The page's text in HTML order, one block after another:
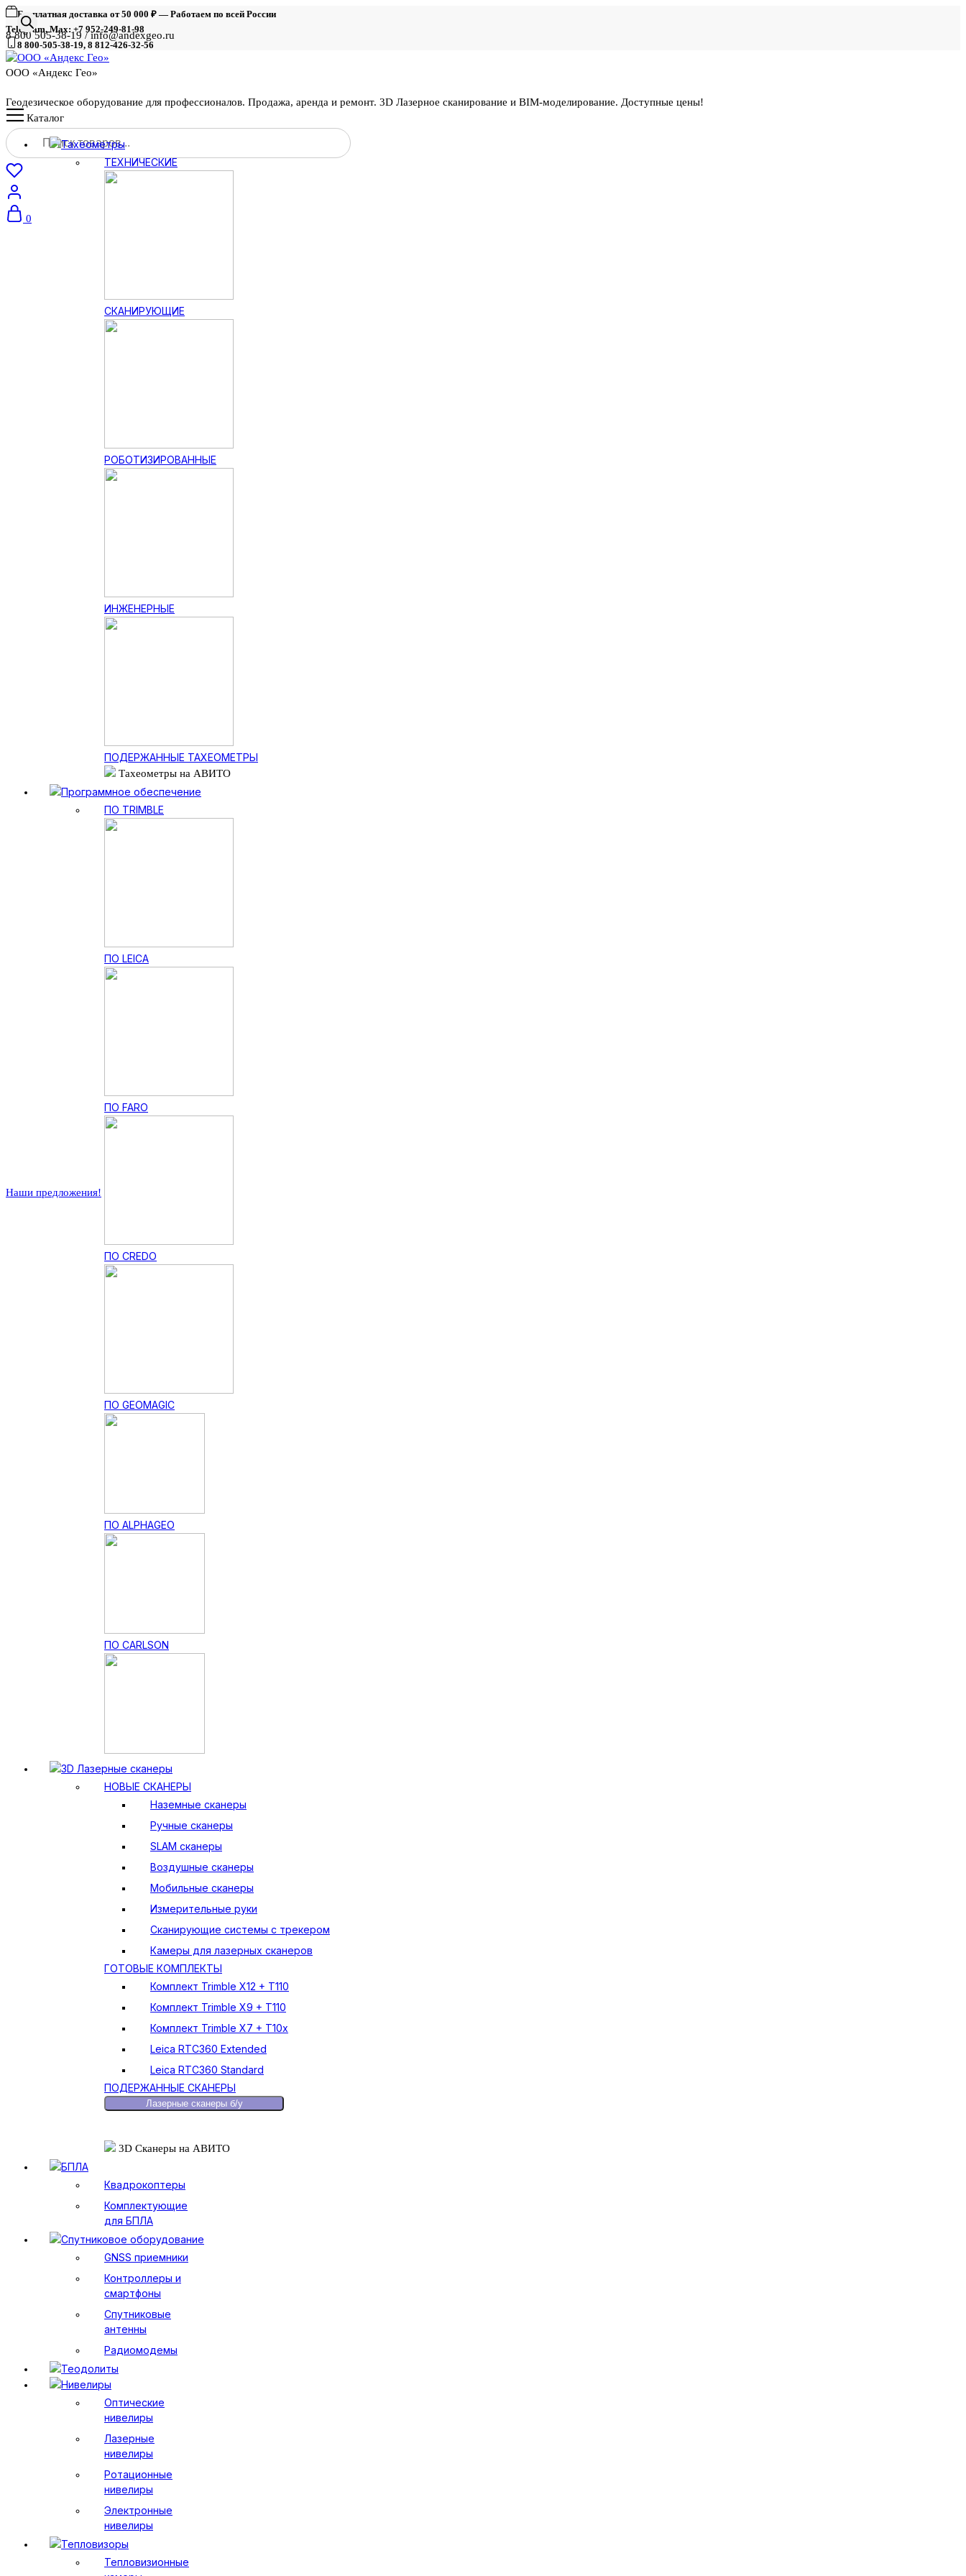
Бесплатная доставка от 50 000 ₽ — Работаем по всей России
Telegram, Max: +7 952-249-81-98
8 800-505-38-19, 8 812-426-32-56
8 800 505-38-19 / info@andexgeo.ru
ООО «Андекс Гео»
Геодезическое оборудование для профессионалов. Продажа, аренда и ремонт. 3D Лазерное сканирование и BIM-моделирование. Доступные цены!
Поиск
товаров
0
Наши предложения!
Каталог
Тахеометры
ТЕХНИЧЕСКИЕ
СКАНИРУЮЩИЕ
РОБОТИЗИРОВАННЫЕ
ИНЖЕНЕРНЫЕ
ПОДЕРЖАННЫЕ ТАХЕОМЕТРЫ
Тахеометры на АВИТО
Программное обеспечение
ПО TRIMBLE
ПО LEICA
ПО FARO
ПО CREDO
ПО GEOMAGIC
ПО ALPHAGEO
ПО CARLSON
3D Лазерные сканеры
НОВЫЕ СКАНЕРЫ
Наземные сканеры
Ручные сканеры
SLAM сканеры
Воздушные сканеры
Мобильные сканеры
Измерительные руки
Сканирующие системы с трекером
Камеры для лазерных сканеров
ГОТОВЫЕ КОМПЛЕКТЫ
Комплект Trimble X12 + T110
Комплект Trimble X9 + T110
Комплект Trimble X7 + T10x
Leica RTC360 Extended
Leica RTC360 Standard
ПОДЕРЖАННЫЕ СКАНЕРЫ
Лазерные сканеры б/у
3D Сканеры на АВИТО
БПЛА
Квадрокоптеры
Комплектующие
для БПЛА
Спутниковое оборудование
GNSS приемники
Контроллеры и
смартфоны
Спутниковые
антенны
Радиомодемы
Теодолиты
Нивелиры
Оптические
нивелиры
Лазерные
нивелиры
Ротационные
нивелиры
Электронные
нивелиры
Тепловизоры
Тепловизионные